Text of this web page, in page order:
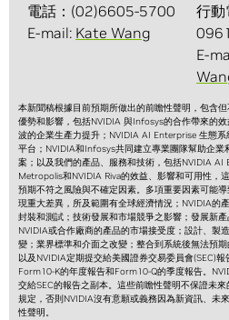
電話：(02)6605-5700
E-mail: Kate Wang
行
E-
本新聞稿根據目前預期所做出的前瞻性聲明，包含
優勢和影響，包括NVIDIA 與Infosys的合作帶來的
波的企業生產力提升；NVIDIA AI Enterprise 生態
平台；NVIDIA和Infosys共同建立專業團隊幫助企
案；以及我們的產品、服務和技術，包括NVIDIA
Metropolis和NVIDIA Riva的效益、影響和可用性，
預期不符之風險與不確定因素。多項重要因素可能
現重大差異，所及範圍有全球經濟情況；NVIDIA的
封裝和測試；技術發展和市場競爭之影響；發展新
NVIDIA或合作廠商的產品的市場接受度；設計、製
變；業界標準和介面之改變；整合到系統後無法預
以及NVIDIA定期提交給美國證券交易委員會(SEC)
Form10-K的年度報告和Form10-Q的季度報告。
交給SEC的報告之副本。這些前瞻性聲明不保證未
規定，否則NVIDIA沒有意願或義務因為新資訊、未
性聲明。